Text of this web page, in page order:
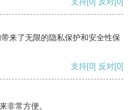
来了无限的隐私保护和安全性保
支持[0] 反对[0]
非常方便。